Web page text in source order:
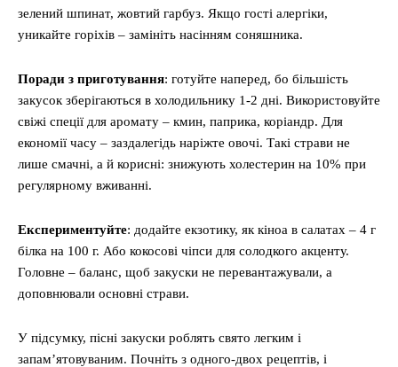
зелений шпинат, жовтий гарбуз. Якщо гості алергіки,
уникайте горіхів – замініть насінням соняшника.
Поради з приготування: готуйте наперед, бо більшість
закусок зберігаються в холодильнику 1-2 дні. Використовуйте
свіжі спеції для аромату – кмин, паприка, коріандр. Для
економії часу – заздалегідь наріжте овочі. Такі страви не
лише смачні, а й корисні: знижують холестерин на 10% при
регулярному вживанні.
Експериментуйте: додайте екзотику, як кіноа в салатах – 4 г
білка на 100 г. Або кокосові чіпси для солодкого акценту.
Головне – баланс, щоб закуски не перевантажували, а
доповнювали основні страви.
У підсумку, пісні закуски роблять свято легким і
запам’ятовуваним. Почніть з одного-двох рецептів, і